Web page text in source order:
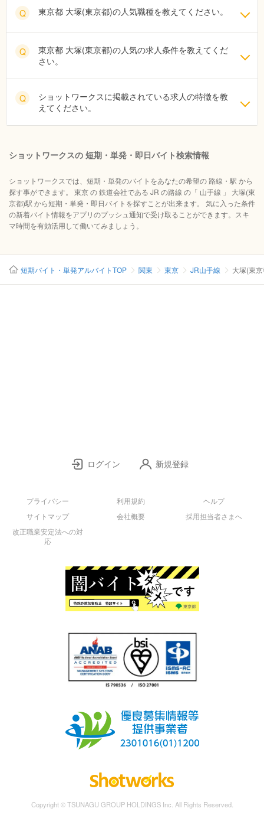
Q 東京都 大塚(東京都)の人気職種を教えてください。
Q
東京都 大塚(東京都)の人気の求人条件を教えてくだ
さい。
Q
ショットワークスに掲載されている求人の特徴を教
えてください。
ショットワークスの 短期・単発・即日バイト検索情報
ショットワークスでは、短期・単発のバイトをあなたの希望の 路線・駅 から
探す事ができます。 東京 の 鉄道会社である JR の路線 の「 山手線 」 大塚(東
京都)駅 から短期・単発・即日バイトを探すことが出来ます。 気に入った条件
の新着バイト情報をアプリのプッシュ通知で受け取ることができます。スキ
マ時間を有効活用して働いてみましょう。
短期バイト・単発アルバイトTOP 関東 東京 JR山手線 大塚(東
ログイン 新規登録
プライバシー 利用規約
ヘルプ
サイトマップ
会社概要
採用担当者さまへ
改正職業安定法への対
応
Copyright © TSUNAGU GROUP HOLDINGS Inc. All Rights Reserved.